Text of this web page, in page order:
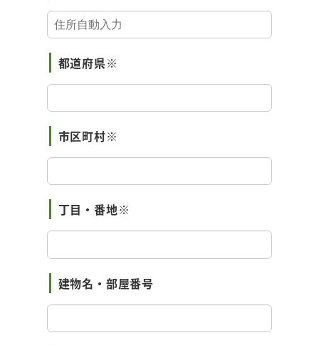
都道府県※
市区町村※
丁目・番地※
建物名・部屋番号